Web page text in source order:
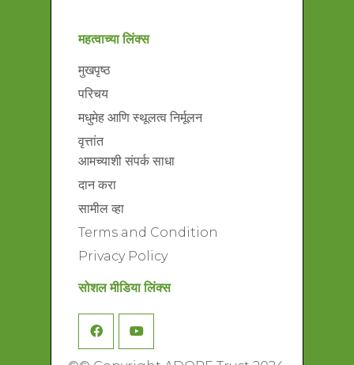
महत्वाच्या लिंक्स
मुखपृष्ठ
परिचय
मधुमेह आणि स्थूलत्व निर्मूलन
वृत्तांत
आमच्याशी संपर्क साधा
दान करा
सामील व्हा
Terms and Condition
Privacy Policy
सोशल मीडिया लिंक्स